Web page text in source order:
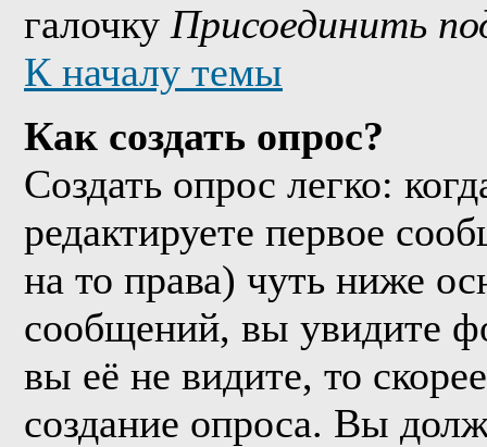
галочку Присоединить
К началу темы
Как создать опрос?
Создать опрос легко:
редактируете первое
на то права) чуть ниже
сообщений, вы увидите
вы её не видите, то
создание опроса. Вы